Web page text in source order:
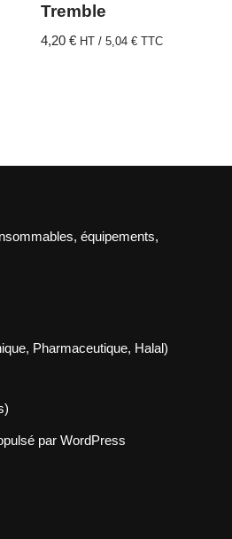
Tremble
4,20€ HT /5,04€ TTC
équipements,
Pharmaceutique, Halal)
par WordPress